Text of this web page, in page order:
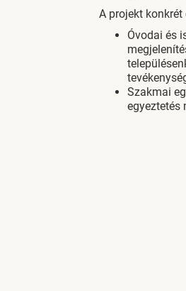
A projekt konkrét
Óvodai és
Szakmai
egyeztetés